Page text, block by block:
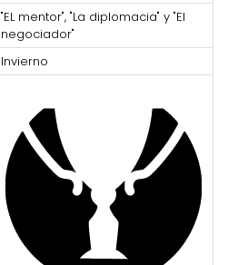
"EL mentor", "La diplomacia" y "El
negociador"
Invierno